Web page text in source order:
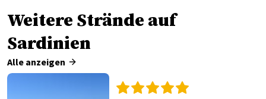
Weitere Strände auf
Sardinien
Alle anzeigen